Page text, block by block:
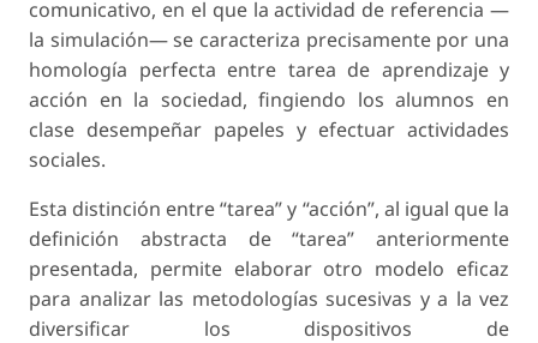
comunicativo, en el que la actividad de referencia —
la simulación— se caracteriza precisamente por una
homología perfecta entre tarea de aprendizaje y
acción en la sociedad, fingiendo los alumnos en
clase desempeñar papeles y efectuar actividades
sociales.
Esta distinción entre “tarea” y “acción”, al igual que la
definición abstracta de “tarea” anteriormente
presentada, permite elaborar otro modelo eficaz
para analizar las metodologías sucesivas y a la vez
diversificar los dispositivos de